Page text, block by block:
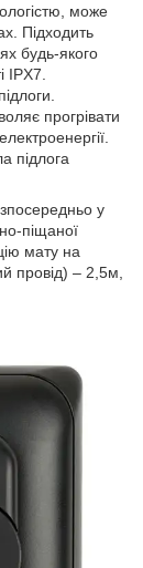
може
Підходить
будь-якого
IPX7.
прогрівати
підлога
у
піщаної
мату на
провід) – 2,5м,